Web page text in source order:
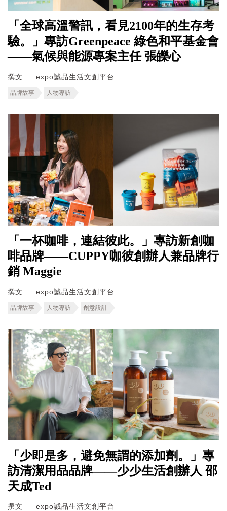
「全球高溫警訊，看見2100年的生存考
驗。」專訪Greenpeace 綠色和平基金會
——氣候與能源專案主任 張皪心
撰文 expo誠品生活文創平台
品牌故事 人物專訪
「一杯咖啡，連結彼此。」專訪新創咖
啡品牌——CUPPY咖彼創辦人兼品牌行
銷 Maggie
撰文 expo誠品生活文創平台
品牌故事 人物專訪 創意設計
「少即是多，避免無謂的添加劑。」專
訪清潔用品品牌——少少生活創辦人 邵
天成Ted
撰文 expo誠品生活文創平台